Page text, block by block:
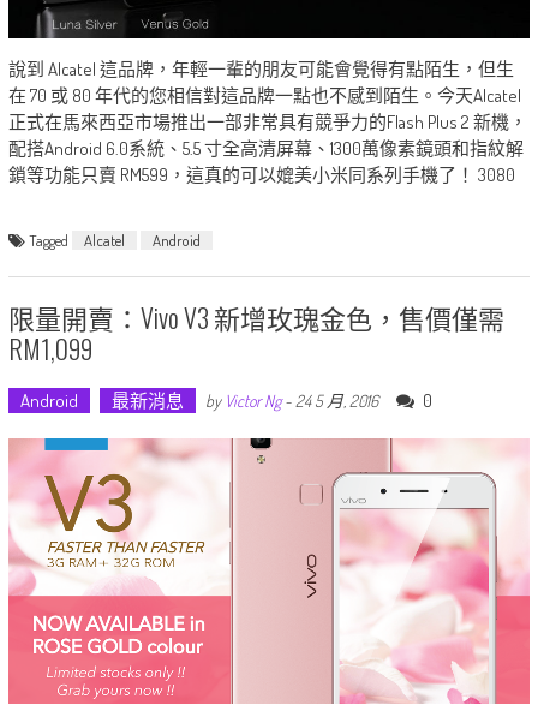
說到 Alcatel 這品牌，年輕一輩的朋友可能會覺得有點陌生，但生
在 70 或 80 年代的您相信對這品牌一點也不感到陌生。今天Alcatel
正式在馬來西亞市場推出一部非常具有競爭力的Flash Plus 2 新機，
配搭Android 6.0系統、5.5 寸全高清屏幕、1300萬像素鏡頭和指紋解
鎖等功能只賣 RM599，這真的可以媲美小米同系列手機了！ 3080
Tagged Alcatel Android
限量開賣：Vivo V3 新增玫瑰金色，售價僅需
RM1,099
Android 最新消息 by Victor Ng- 24 5 月, 2016 0